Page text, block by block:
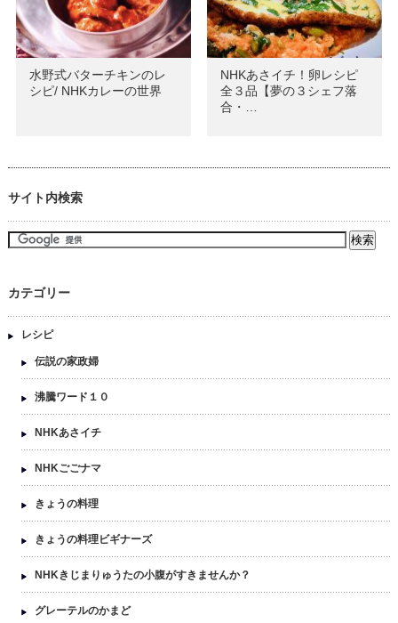
水野式バターチキンのレ
シピ/ NHKカレーの世界
NHKあさイチ！卵レシピ
全３品【夢の３シェフ落
合・…
サイト内検索
カテゴリー
レシピ
伝説の家政婦
沸騰ワード１０
NHKあさイチ
NHKごごナマ
きょうの料理
きょうの料理ビギナーズ
NHKきじまりゅうたの小腹がすきませんか？
グレーテルのかまど